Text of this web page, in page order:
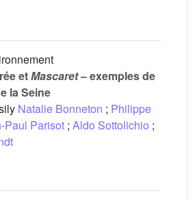
etMascaret– exemples de
la Seine
Natalie Bonneton ; Philippe
Paul Parisot ; Aldo Sottolichio ;